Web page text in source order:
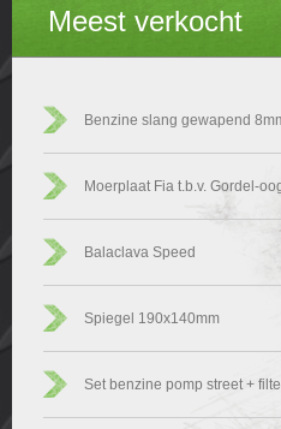
Meest verkocht
Benzine slang gewapend
Moerplaat Fia t.b.v. Gordel-
Balaclava Speed
Spiegel 190x140mm
Set benzine pomp street +